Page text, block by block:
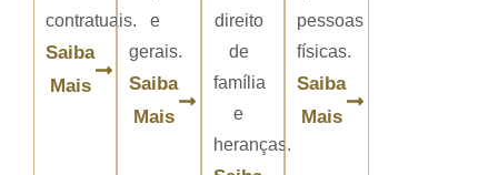
contratuais.
Saiba
Mais
e
gerais.
Saiba
Mais
direito
de
família
e
heranças.
pessoas
físicas.
Saiba
Mais